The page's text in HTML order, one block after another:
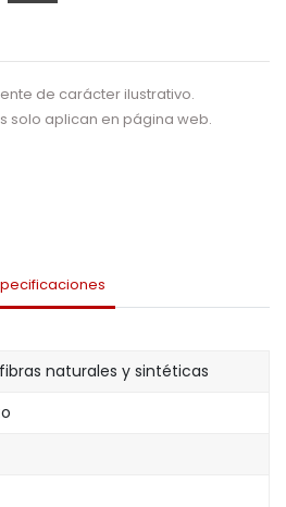
de carácter ilustrativo.
solo aplican en página web.
naturales y sintéticas